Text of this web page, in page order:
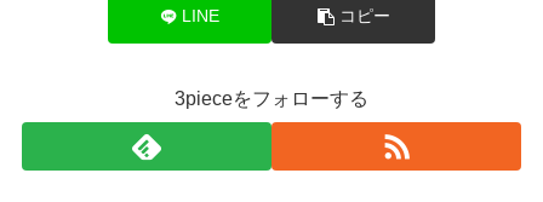
LINE コピー
3pieceをフォローする